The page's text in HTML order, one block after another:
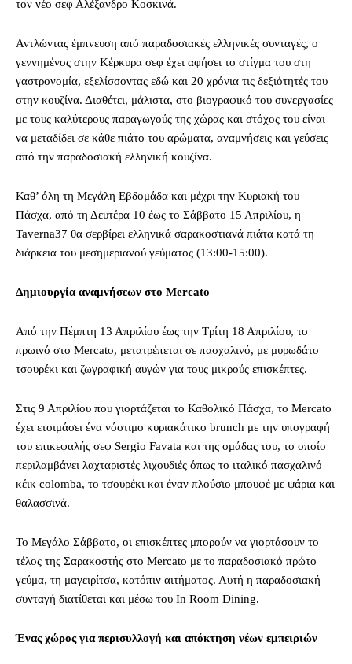
τον νέο σεφ Αλέξανδρο Κοσκινά.
Αντλώντας έμπνευση από παραδοσιακές ελληνικές συνταγές, ο
γεννημένος στην Κέρκυρα σεφ έχει αφήσει το στίγμα του στη
γαστρονομία, εξελίσσοντας εδώ και 20 χρόνια τις δεξιότητές του
στην κουζίνα. Διαθέτει, μάλιστα, στο βιογραφικό του συνεργασίες
με τους καλύτερους παραγωγούς της χώρας και στόχος του είναι
να μεταδίδει σε κάθε πιάτο του αρώματα, αναμνήσεις και γεύσεις
από την παραδοσιακή ελληνική κουζίνα.
Καθ’ όλη τη Μεγάλη Εβδομάδα και μέχρι την Κυριακή του
Πάσχα, από τη Δευτέρα 10 έως το Σάββατο 15 Απριλίου, η
Taverna37 θα σερβίρει ελληνικά σαρακοστιανά πιάτα κατά τη
διάρκεια του μεσημεριανού γεύματος (13:00-15:00).
Δημιουργία αναμνήσεων στο Mercato
Από την Πέμπτη 13 Απριλίου έως την Τρίτη 18 Απριλίου, το
πρωινό στο Mercato, μετατρέπεται σε πασχαλινό, με μυρωδάτο
τσουρέκι και ζωγραφική αυγών για τους μικρούς επισκέπτες.
Στις 9 Απριλίου που γιορτάζεται το Καθολικό Πάσχα, το Mercato
έχει ετοιμάσει ένα νόστιμο κυριακάτικο brunch με την υπογραφή
του επικεφαλής σεφ Sergio Favata και της ομάδας του, το οποίο
περιλαμβάνει λαχταριστές λιχουδιές όπως το ιταλικό πασχαλινό
κέικ colomba, το τσουρέκι και έναν πλούσιο μπουφέ με ψάρια και
θαλασσινά.
Το Μεγάλο Σάββατο, οι επισκέπτες μπορούν να γιορτάσουν το
τέλος της Σαρακοστής στο Mercato με το παραδοσιακό πρώτο
γεύμα, τη μαγειρίτσα, κατόπιν αιτήματος. Αυτή η παραδοσιακή
συνταγή διατίθεται και μέσω του In Room Dining.
Ένας χώρος για περισυλλογή και απόκτηση νέων εμπειριών